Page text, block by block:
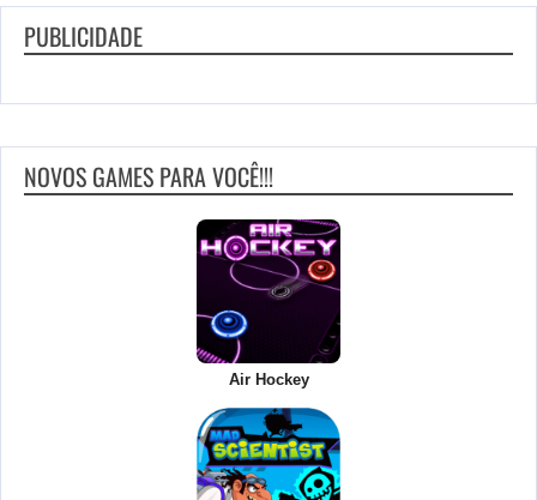
PUBLICIDADE
NOVOS GAMES PARA VOCÊ!!!
Air Hockey